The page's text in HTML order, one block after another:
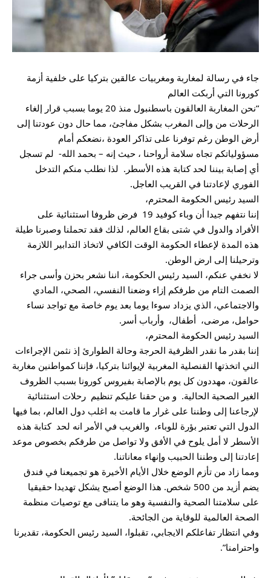
جاء في رسالة لمغاربة ومغربيات عالقين بتركيا على خلفية أزمة
كورونا التي أربكت العالم
“نحن المغاربة العالقون باسطنبول منذ 20 يوما بسبب قرار إلغاء
الرحلات من وإلى المغرب بشكل مفاجئ، مما حال دون عودتنا إلى
أرض الوطن رغم توفرنا على تذاكر العودة ،نضعكم أمام
مسؤولياتكم تجاه سلامة أرواحنا ، حيث إنه – بحمد الله- لم تسجل
أي إصابة بيننا لحد كتابة هذه الأسطر. لذا نطلب منكم التدخل
الفوري لإعادتنا في القريب العاجل.
السيد رئيس الحكومة المحترم،
إننا نتفهم جيدا أن وباء كوفيد 19 فرض ظروفا استثنائية على
الأفراد والدول في شتى بقاع العالم، لذلك فقد تحملنا وصبرنا طيلة
هذه المدة لإعطاء الحكومة الوقت الكافي لاتخاذ التدابير اللازمة
وترحيلنا إلى ارض الوطن.
لا نخفي عنكم، السيد رئيس الحكومة، اننا نشعر بحزن وأسى جراء
الصمت التام من طرفكم إزاء وضعنا النفسي، الصحي، المادي
والاجتماعي، الذي يزداد سوءا يوما بعد يوم خاصة مع تواجد نساء
حوامل، مرضى، أطفال، وأرباب أسر.
السيد رئيس الحكومة المحترم،
إننا بقدر ما نقدر الظرفية الحرجة وحالة الطوارئ إذ نثمن الإجراءات
الني اتخذتها القنصلية المغربية لإيوائنا بتركيا، فإننا كمواطنين مغاربة
عالقون، مهددون كل يوم بالإصابة بفيروس كورونا بسبب الظروف
الغير الصحية الحالية. و من حقنا عليكم تنظيم رحلات استثنائية
لإرجاعنا إلى وطننا على غرار ما قامت به اغلب دول العالم، بما فيها
الدول التي تعتبر بؤرة للوباء، والغريب في الأمر انه لحد كتابة هذه
الأسطر لا أمل يلوح في الأفق ولا تواصل من طرفكم بخصوص موعد
إعادتنا إلى وطننا الحبيب وإنهاء معاناتنا.
ومما زاد من تأزم الوضع خلال الأيام الأخيرة هو تجميعنا في فندق
يضم أزيد من 500 شخص. هذا الوضع أصبح يشكل تهديدا حقيقيا
على سلامتنا الصحية والنفسية وهو ما يتنافى مع توصيات منظمة
الصحة العالمية للوقاية من الجائحة.
وفي انتظار تفاعلكم الايجابي، تقبلوا، السيد رئيس الحكومة، تقديرنا
واحترامنا”.